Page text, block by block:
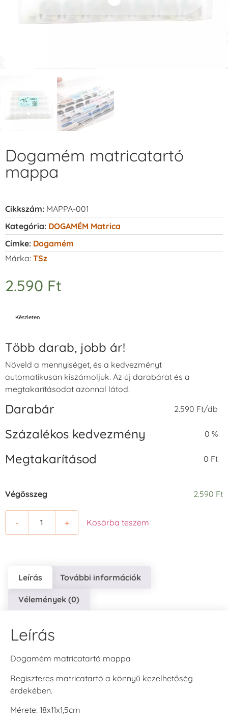
Dogamém matricatartó
mappa
Cikkszám: MAPPA-001
Kategória: DOGAMÉM Matrica
Címke: Dogamém
Márka: TSz
2.590 Ft
Készleten
Több darab, jobb ár!
Növeld a mennyiséget, és a kedvezményt
automatikusan kiszámoljuk. Az új darabárat és a
megtakarításodat azonnal látod.
Darabár 2.590 Ft/db
Százalékos kedvezmény 0 %
Megtakarításod 0 Ft
Végösszeg 2.590 Ft
- + Kosárba teszem
Leírás További információk
Vélemények (0)
Leírás
Dogamém matricatartó mappa
Regiszteres matricatartó a könnyű kezelhetőség
érdekében.
Mérete: 18x11x1,5cm